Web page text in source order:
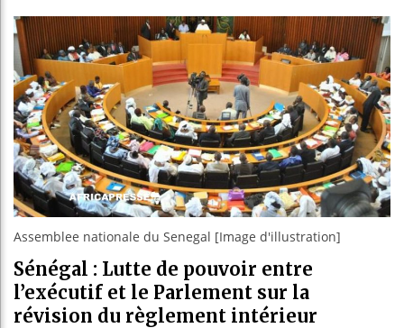
Côte
Tunisie
Ceuta :
Assemblee nationale du Senegal [Image d'illustration]
Sénégal : Lutte de pouvoir entre
l’exécutif et le Parlement sur la
révision du règlement intérieur